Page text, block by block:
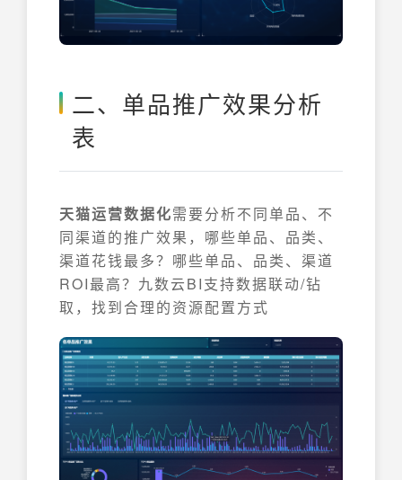
二、单品推广效果分析
表
天猫运营数据化需要分析不同单品、不
同渠道的推广效果，哪些单品、品类、
渠道花钱最多？哪些单品、品类、渠道
ROI最高？九数云BI支持数据联动/钻
取，找到合理的资源配置方式